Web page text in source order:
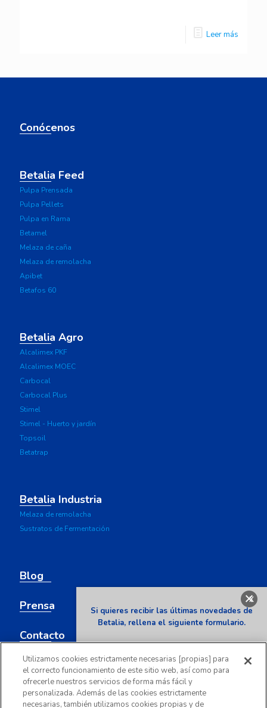
Leer más
Conócenos
Betalia Feed
Pulpa Prensada
Pulpa Pellets
Pulpa en Rama
Betamel
Melaza de caña
Melaza de remolacha
Apibet
Betafos 60
Betalia Agro
Alcalimex PKF
Alcalimex MOEC
Carbocal
Carbocal Plus
Stimel
Stimel - Huerto y jardín
Topsoil
Betatrap
Betalia Industria
Melaza de remolacha
Sustratos de Fermentación
Blog
Prensa
Contacto
Si quieres recibir las últimas novedades de
Betalia, rellena el siguiente formulario.
Nombre
Email
x
Utilizamos cookies estrictamente necesarias [propias] para
el correcto funcionamiento de este sitio web, así como para
ofrecerle nuestros servicios de forma más fácil y
personalizada. Además de las cookies estrictamente
necesarias, también utilizamos cookies propias y de